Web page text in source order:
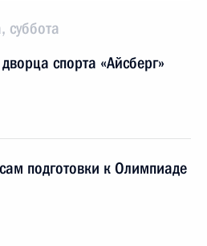
суббота
спорта «Айсберг»
подготовки к Олимпиаде